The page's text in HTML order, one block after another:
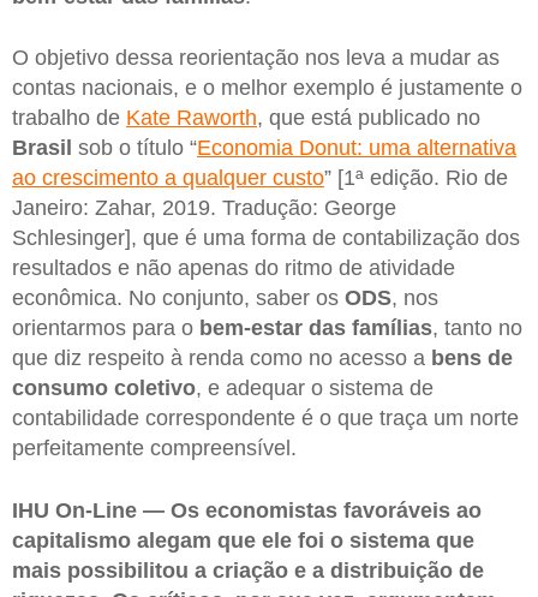
O objetivo dessa reorientação nos leva a mudar as
contas nacionais, e o melhor exemplo é justamente o
trabalho de Kate Raworth, que está publicado no
Brasil sob o título “Economia Donut: uma alternativa
ao crescimento a qualquer custo” [1ª edição. Rio de
Janeiro: Zahar, 2019. Tradução: George
Schlesinger], que é uma forma de contabilização dos
resultados e não apenas do ritmo de atividade
econômica. No conjunto, saber os ODS, nos
orientarmos para o bem-estar das famílias, tanto no
que diz respeito à renda como no acesso a bens de
consumo coletivo, e adequar o sistema de
contabilidade correspondente é o que traça um norte
perfeitamente compreensível.
IHU On-Line — Os economistas favoráveis ao
capitalismo alegam que ele foi o sistema que
mais possibilitou a criação e a distribuição de